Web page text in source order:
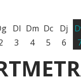
Dl
3
Dm
4
Dc
5
Dj
6